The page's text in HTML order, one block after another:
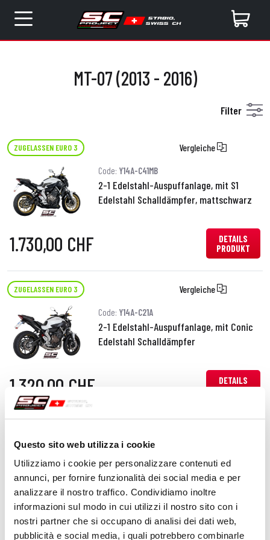
Questo sito web utilizza i cookie
Utilizziamo i cookie per personalizzare contenuti ed
annunci, per fornire funzionalità dei social media e per
analizzare il nostro traffico. Condividiamo inoltre
informazioni sul modo in cui utilizzi il nostro sito con i
nostri partner che si occupano di analisi dei dati web,
pubblicità e social media, i quali potrebbero combinarle
MT-07 (2013 - 2016)
Filter
ZUGELASSEN EURO 3 Vergleiche
Code: Y14A-C41MB
2-1 Edelstahl-Auspuffanlage, mit S1
Edelstahl Schalldämpfer, mattschwarz
1.730,00 CHF
DETAILS
PRODUKT
ZUGELASSEN EURO 3 Vergleiche
Code: Y14A-C21A
2-1 Edelstahl-Auspuffanlage, mit Conic
Edelstahl Schalldämpfer
1.320,00 CHF
DETAILS
PRODUKT
2-1 Edelstahl-Auspuffanlage, mit S1
Edelstahl Schalldämpfer
1.420,00 CHF
DETAILS
PRODUKT